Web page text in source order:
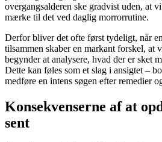
overgangsalderen ske gradvist uden, at
mærke til det ved daglig morrorrutine.
Derfor bliver det ofte først tydeligt, når
tilsammen skaber en markant forskel, at
begynder at analysere, hvad der er sket
Dette kan føles som et slag i ansigtet –
medføre en intens søgen efter remedier
Konsekvenserne af at
sent